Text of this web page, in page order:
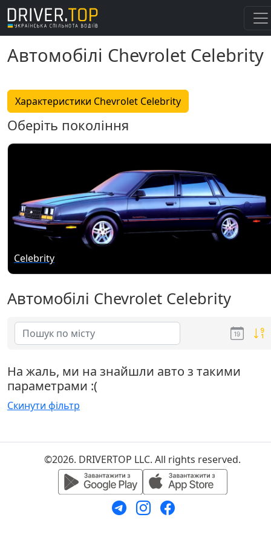
Автомобілі Chevrolet Celebrity
Характеристики Chevrolet Celebrity
Оберіть покоління
Celebrity
Автомобілі Chevrolet Celebrity
На жаль, ми на знайшли авто з такими
параметрами :(
Скинути фільтр
©2026. DRIVERTOP LLC. All rights reserved.